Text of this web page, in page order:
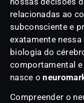
relacionadas ao
subconsciente e
exatamente
biologia do
comportamental
nasce o
Compreender o